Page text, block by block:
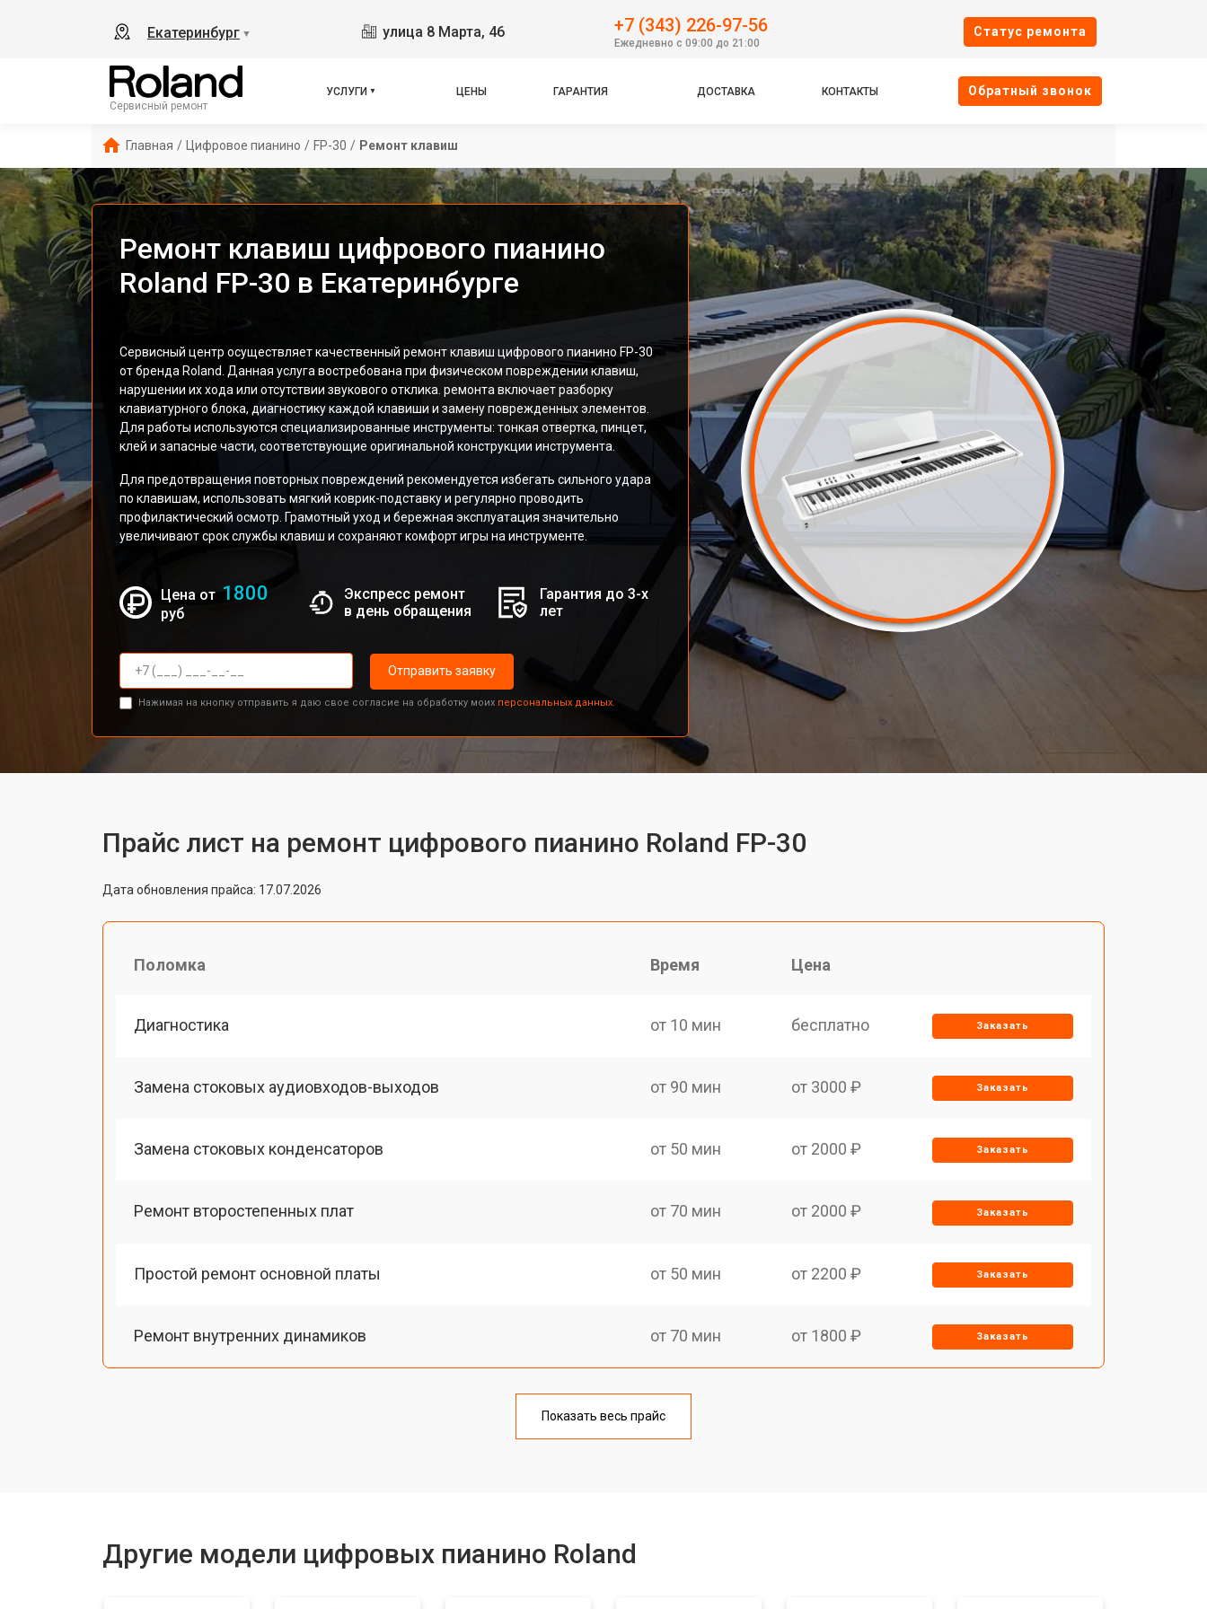
Екатеринбург ▼ улица 8 Марта, 46 +7 (343) 226-97-56
Ежедневно с 09:00 до 21:00
Cтатус ремонта
Сервисный ремонт
УСЛУГИ ЦЕНЫ ГАРАНТИЯ ДОСТАВКА КОНТАКТЫ Oбратный звонок
Главная / Цифровое пианино / FP-30 / Ремонт клавиш
Ремонт клавиш цифрового пианино
Roland FP-30 в Екатеринбурге
Сервисный центр осуществляет качественный ремонт клавиш цифрового пианино FP-30
от бренда Roland. Данная услуга востребована при физическом повреждении клавиш,
нарушении их хода или отсутствии звукового отклика. ремонта включает разборку
клавиатурного блока, диагностику каждой клавиши и замену поврежденных элементов.
Для работы используются специализированные инструменты: тонкая отвертка, пинцет,
клей и запасные части, соответствующие оригинальной конструкции инструмента.
Для предотвращения повторных повреждений рекомендуется избегать сильного удара
по клавишам, использовать мягкий коврик-подставку и регулярно проводить
профилактический осмотр. Грамотный уход и бережная эксплуатация значительно
увеличивают срок службы клавиш и сохраняют комфорт игры на инструменте.
Цена от 1800
руб
Экспресс ремонт
в день обращения
Гарантия до 3-х
лет
Отправить заявку
Нажимая на кнопку отправить я даю свое согласие на обработку моих персональных данных.
Прайс лист на ремонт цифрового пианино Roland FP-30
Дата обновления прайса: 17.07.2026
Поломка Время Цена
Диагностика от 10 мин бесплатно Заказать
Замена стоковых аудиовходов-выходов от 90 мин от 3000 ₽ Заказать
Замена стоковых конденсаторов от 50 мин от 2000 ₽ Заказать
Ремонт второстепенных плат от 70 мин от 2000 ₽ Заказать
Простой ремонт основной платы от 50 мин от 2200 ₽ Заказать
Ремонт внутренних динамиков от 70 мин от 1800 ₽ Заказать
от 50 мин
Показать весь прайс
Другие модели цифровых пианино Roland